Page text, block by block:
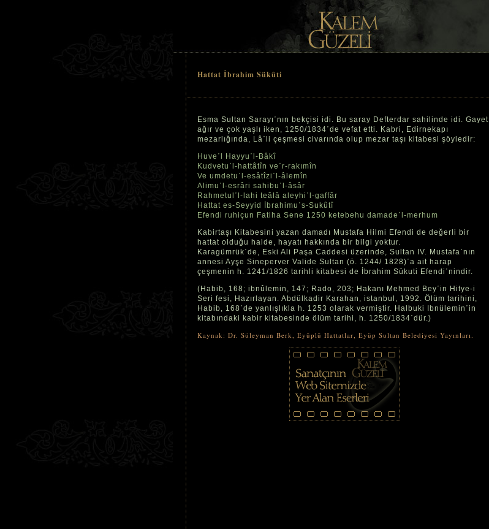
Hattat İbrahim Sükûti
Esma Sultan Sarayı῾nın bekçisi idi. Bu saray Defterdar sahilinde idi. Gayet
ağır ve çok yaşlı iken, 1250/1834῾de vefat etti. Kabri, Edirnekapı
mezarlığında, Lâ῾li çeşmesi civarında olup mezar taşı kitabesi şöyledir:
Huve῾l Hayyu῾l-Bâkî
Kudvetu῾l-hattâtîn ve῾r-rakımîn
Ve umdetu῾l-esâtîzi῾l-âlemîn
Alimu῾l-esrâri sahibu῾l-âsâr
Rahmetul῾l-lahi teâlâ aleyhi῾l-gaffâr
Hattat es-Seyyid İbrahimu῾s-Sukûtî
Efendi ruhiçun Fatiha Sene 1250 ketebehu damade῾l-merhum
Kabirtaşı Kitabesini yazan damadı Mustafa Hilmi Efendi de değerli bir
hattat olduğu halde, hayatı hakkında bir bilgi yoktur.
Karagümrük῾de, Eski Ali Paşa Caddesi üzerinde, Sultan IV. Mustafa῾nın
annesi Ayşe Sineperver Valide Sultan (ö. 1244/ 1828)῾a ait harap
çeşmenin h. 1241/1826 tarihli kitabesi de İbrahim Sükuti Efendi῾nindir.
(Habib, 168; ibnûlemin, 147; Rado, 203; Hakanı Mehmed Bey῾in Hitye-i
Seri fesi, Hazırlayan. Abdülkadir Karahan, istanbul, 1992. Ölüm tarihini,
Habib, 168῾de yanlışlıkla h. 1253 olarak vermiştir. Halbuki Ibnülemin῾in
kitabındaki kabir kitabesinde ölüm tarihi, h. 1250/1834῾dür.)
Kaynak: Dr. Süleyman Berk, Eyüplü Hattatlar, Eyüp Sultan Belediyesi Yayınları.